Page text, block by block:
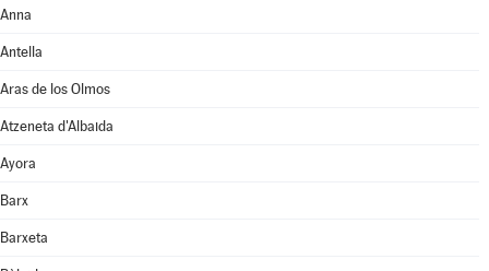
Anna
Antella
Aras de los Olmos
Atzeneta d'Albaida
Ayora
Barx
Barxeta